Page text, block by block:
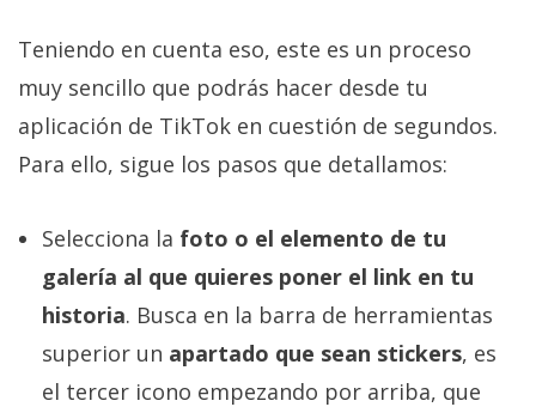
Teniendo en cuenta eso, este es un proceso
muy sencillo que podrás hacer desde tu
aplicación de TikTok en cuestión de segundos.
Para ello, sigue los pasos que detallamos:
Selecciona la foto o el elemento de tu
galería al que quieres poner el link en tu
historia. Busca en la barra de herramientas
superior un apartado que sean stickers, es
el tercer icono empezando por arriba, que